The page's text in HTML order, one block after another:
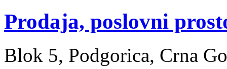
Prodaja, poslovni
Blok 5, Podgorica, Crna